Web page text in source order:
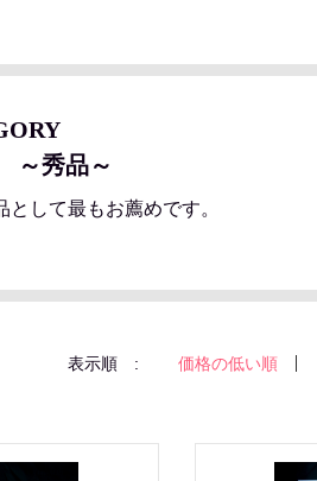
～秀品～
して最もお薦めです。
表示順 : 価格の低い順